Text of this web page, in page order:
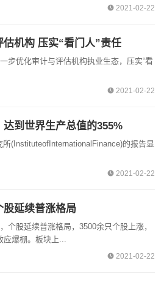
2021-02-22
机构 压实“看门人”责任
步优化审计与评估机构执业生态，压实“看
2021-02-22
到世界生产总值的355%
(InstituteofInternationalFinance)的报告显
2021-02-22
股延续普涨格局
个股延续普涨格局，3500余只个股上涨，
应爆棚。板块上...
2021-02-22